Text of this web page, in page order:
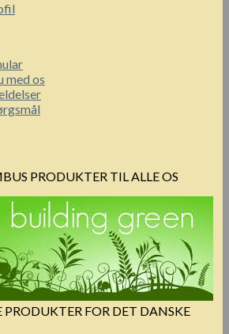
med os
PRODUKTER TIL ALLE OS
FOR DET DANSKE